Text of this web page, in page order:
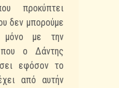
προκύπτει
δεν μπορούμε
μόνο με την
ο Δάντης
εφόσον το
από αυτήν